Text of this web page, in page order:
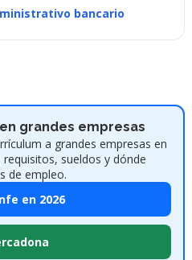
bancario
grandes empresas
a grandes empresas en
sueldos y dónde
de empleo.
en 2026